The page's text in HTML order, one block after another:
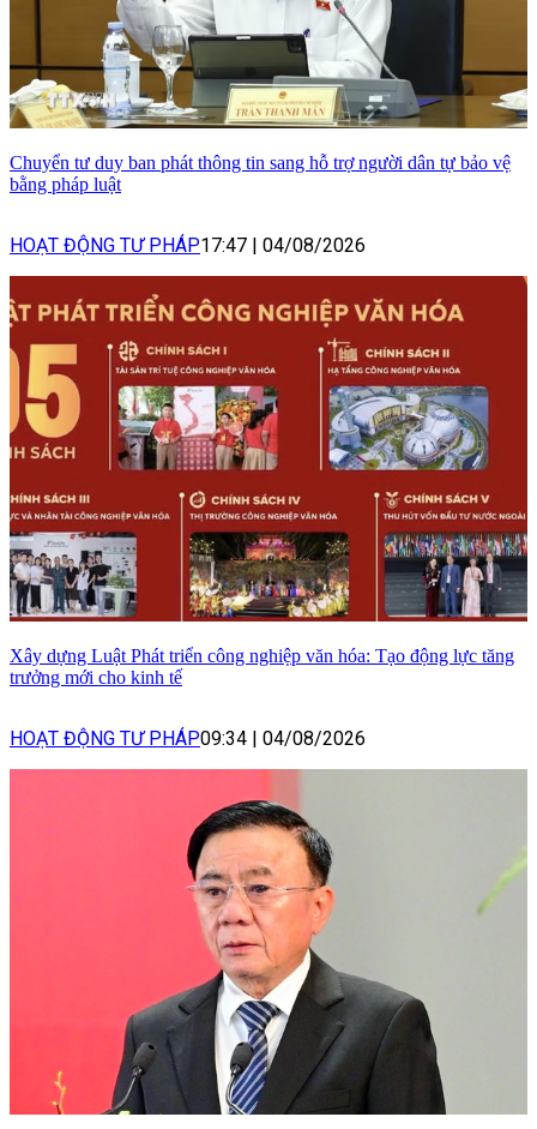
Chuyển tư duy ban phát thông tin sang hỗ trợ người dân tự bảo vệ
bằng pháp luật
HOẠT ĐỘNG TƯ PHÁP17:47 04/08/2026
Xây dựng Luật Phát triển công nghiệp văn hóa: Tạo động lực tăng
trưởng mới cho kinh tế
HOẠT ĐỘNG TƯ PHÁP09:34 04/08/2026